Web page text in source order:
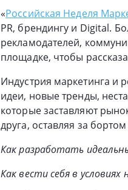
«Российская Неделя
PR, брендингу и Digital.
рекламодателей,
площадке, чтобы
Индустрия маркетинга и
идеи, новые тренды,
которые заставляют
друга, оставляя за
Как разработать
Как вести себя в